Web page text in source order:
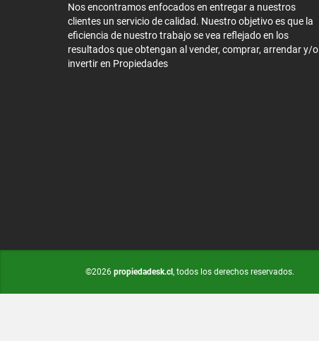
Nos encontramos enfocados en entregar a nuestros
clientes un servicio de calidad. Nuestro objetivo es que la
eficiencia de nuestro trabajo se vea reflejado en los
resultados que obtengan al vender, comprar, arrendar y/o
invertir en Propiedades
©2026 propiedadesk.cl, todos los derechos reservados.